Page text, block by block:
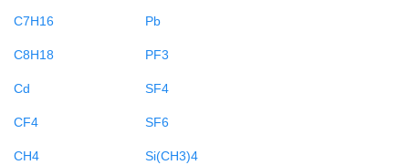
C7H16
C8H18
Cd
CF4
CH4
Pb
PF3
SF4
SF6
Si(CH3)4